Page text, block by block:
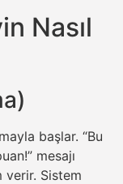
Nasıl
başlar. “Bu
mesajı
verir. Sistem